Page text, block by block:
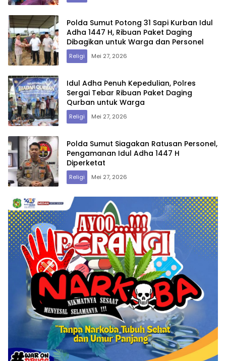
Polda Sumut Potong 31 Sapi Kurban Idul
Adha 1447 H, Ribuan Paket Daging
Dibagikan untuk Warga dan Personel
Religi Mei 27, 2026
Idul Adha Penuh Kepedulian, Polres
Sergai Tebar Ribuan Paket Daging
Qurban untuk Warga
Religi Mei 27, 2026
Polda Sumut Siagakan Ratusan Personel,
Pengamanan Idul Adha 1447 H
Diperketat
Religi Mei 27, 2026